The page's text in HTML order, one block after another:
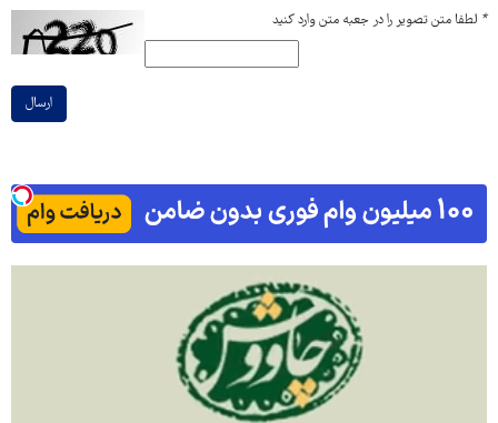
* لطفا متن تصویر را در جعبه متن وارد کنید
ارسال